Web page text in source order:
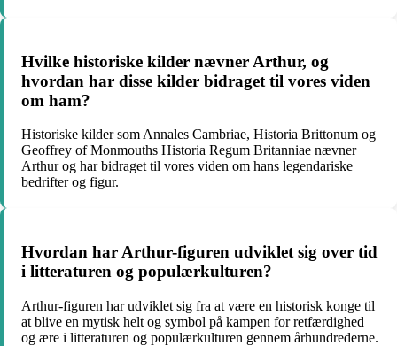
Hvilke historiske kilder nævner Arthur, og
hvordan har disse kilder bidraget til vores viden
om ham?
Historiske kilder som Annales Cambriae, Historia Brittonum og
Geoffrey of Monmouths Historia Regum Britanniae nævner
Arthur og har bidraget til vores viden om hans legendariske
bedrifter og figur.
Hvordan har Arthur-figuren udviklet sig over tid
i litteraturen og populærkulturen?
Arthur-figuren har udviklet sig fra at være en historisk konge til
at blive en mytisk helt og symbol på kampen for retfærdighed
og ære i litteraturen og populærkulturen gennem århundrederne.